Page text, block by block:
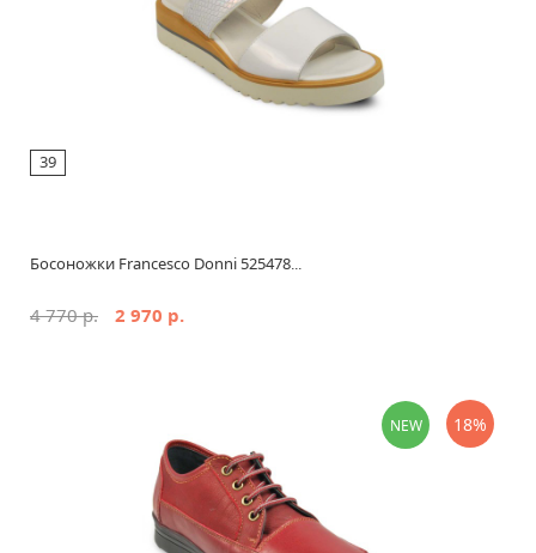
39
Босоножки Francesco Donni 525478...
4 770 р. 2 970 р.
NEW 18%